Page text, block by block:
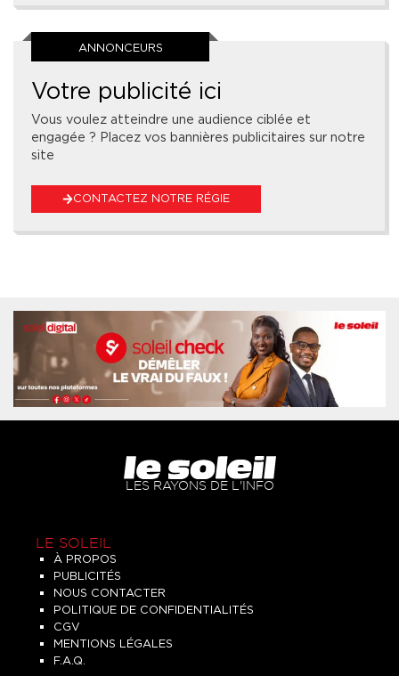
ANNONCEURS
Votre publicité ici
Vous voulez atteindre une audience ciblée et
engagée ? Placez vos bannières publicitaires sur notre
site
CONTACTEZ NOTRE RÉGIE
LES RAYONS DE L'INFO
LE SOLEIL
À PROPOS
PUBLICITÉS
NOUS CONTACTER
POLITIQUE DE CONFIDENTIALITÉS
CGV
MENTIONS LÉGALES
F.A.Q.